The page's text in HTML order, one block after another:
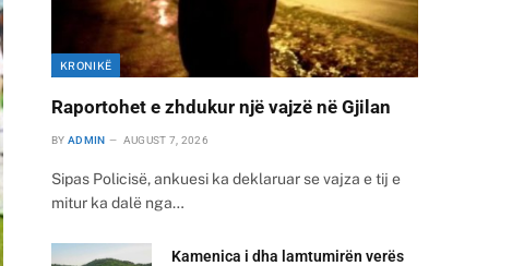
KRONIKË
Raportohet e zhdukur një vajzë në Gjilan
BY ADMIN AUGUST 7, 2026
Sipas Policisë, ankuesi ka deklaruar se vajza e tij e
mitur ka dalë nga…
Kamenica i dha lamtumirën verës